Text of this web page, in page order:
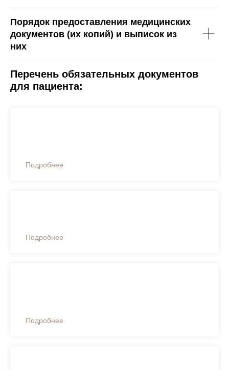
Порядок предоставления медицинских
документов (их копий) и выписок из
них
Перечень обязательных документов
для пациента:
Подробнее
Подробнее
Подробнее